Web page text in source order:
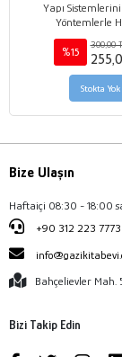
Yapı
Yöntemlerle
%15
300,00
Stokta Yok
Bize Ulaşın
Haftaiçi 08:30 - 18:00
+90 312 223 7773
Bahçelievler Mah.
Bizi Takip Edin